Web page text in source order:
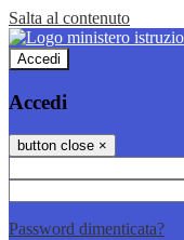
Salta al contenuto
Accedi
Accedi
button close ×
Password dimenticata?